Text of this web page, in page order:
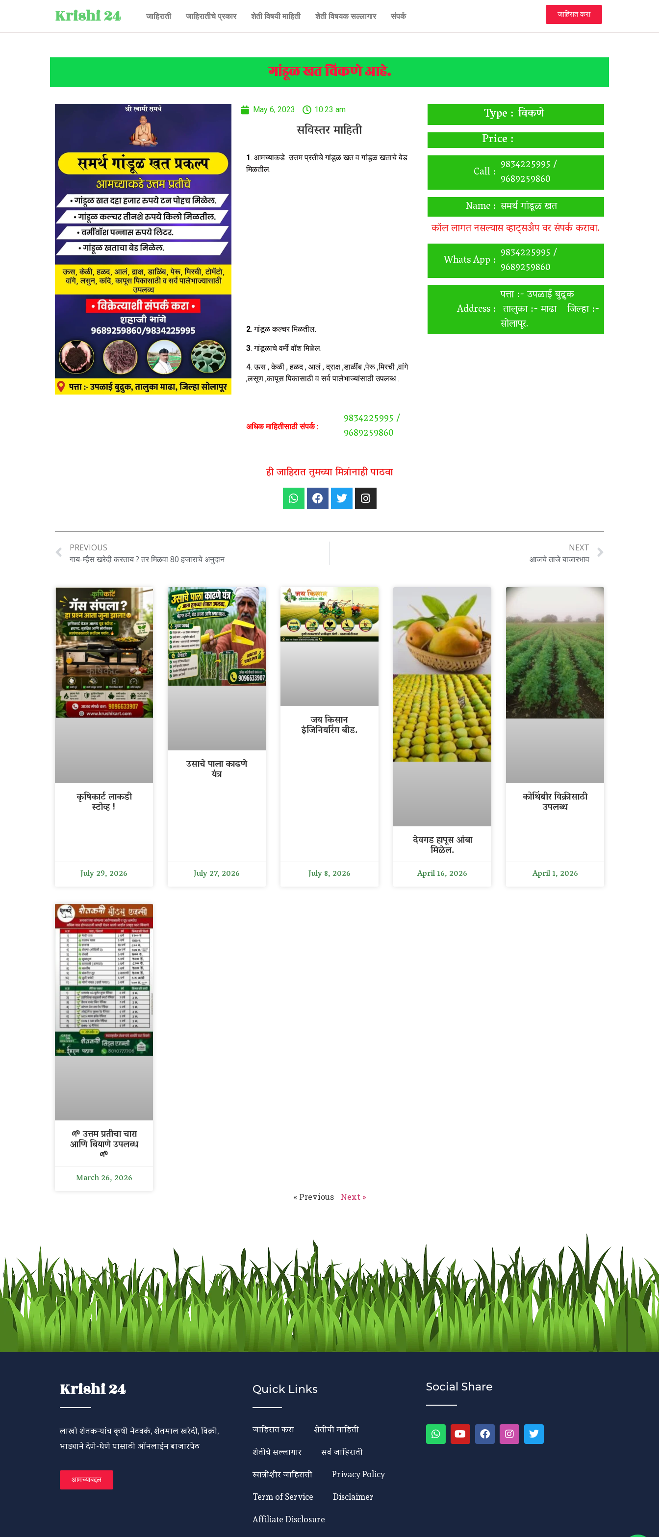
Krishi 24 जाहिराती जाहिरातीचे प्रकार शेती विषयी माहिती शेती विषयक सल्लागार संपर्क जाहिरात करा
गांडूळ खत विकणे आहे.
May 6, 2023 10:23 am
सविस्तर माहिती
1. आमच्याकडे उत्तम प्रतीचे गांडूळ खत व गांडूळ खताचे बेड
मिळतील.
2. गांडूळ कल्चर मिळतील.
3. गांडूळाचे वर्मी वॉश मिळेल.
4. ऊस , केळी , हळद , आलं , द्राक्ष ,डाळींब ,पेरू ,मिरची ,वांगे
,लसूण ,कापूस पिकासाठी व सर्व पालेभाज्यांसाठी उपलब्ध .
अधिक माहितीसाठी संपर्क : 9834225995 /
9689259860
Type : विकणे
Price :
Call : 9834225995 /
9689259860
Name : समर्थ गांडूळ खत
कॉल लागत नसल्यास व्हाट्सअँप वर संपर्क करावा.
Whats App : 9834225995 /
9689259860
Address :
पत्ता :- उपळाई बुद्रुक
तालुका :- माढा जिल्हा :-
सोलापूर.
ही जाहिरात तुमच्या मित्रांनाही पाठवा
PREVIOUS
गाय-म्हैस खरेदी करताय ? तर मिळवा 80 हजाराचे अनुदान
NEXT
आजचे ताजे बाजारभाव
कृषिकार्ट लाकडी
स्टोव्ह !
July 29, 2026
उसाचे पाला काढणे
यंत्र
July 27, 2026
जय किसान
इंजिनियरिंग बीड.
July 8, 2026
देवगड हापूस आंबा
मिळेल.
April 16, 2026
कोथिंबीर विक्रीसाठी
उपलब्ध
April 1, 2026
🌱 उत्तम प्रतीचा चारा
आणि बियाणे उपलब्ध
🌱
March 26, 2026
« Previous Next »
Krishi 24
लाखो शेतकऱ्यांच कृषी नेटवर्क, शेतमाल खरेदी, विक्री,
भाड्याने देणे-घेणे यासाठी ऑनलाईन बाजारपेठ
आमच्याबद्दल
Quick Links
जाहिरात करा
शेतीची माहिती
शेतीचे सल्लागार
सर्व जाहिराती
खात्रीशीर जाहिराती
Privacy Policy
Term of Service
Disclaimer
Affiliate Disclosure
Social Share